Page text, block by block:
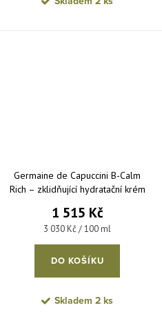
Germaine de Capuccini B-Calm
Rich – zklidňující hydratační krém
1 515 Kč
Měrná cena:
3 030 Kč / 100 ml
DO KOŠÍKU
Skladem 2 ks